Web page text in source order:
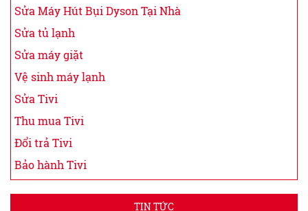
Sửa Máy Hút Bụi Dyson Tại Nhà
Sửa tủ lạnh
Sửa máy giặt
Vệ sinh máy lạnh
Sửa Tivi
Thu mua Tivi
Đổi trả Tivi
Bảo hành Tivi
TIN TỨC